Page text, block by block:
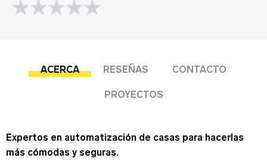
0.0 rating
ACERCA RESEÑAS CONTACTO
PROYECTOS
Expertos en automatización de casas para hacerlas
más cómodas y seguras.
Esta reseña se basa en mi propia experiencia y
Submit your review